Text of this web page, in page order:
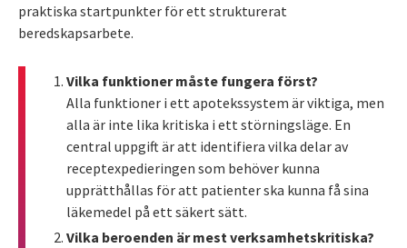
praktiska startpunkter för ett strukturerat
beredskapsarbete.
Vilka funktioner måste fungera först?
Alla funktioner i ett apotekssystem är viktiga, men
alla är inte lika kritiska i ett störningsläge. En
central uppgift är att identifiera vilka delar av
receptexpedieringen som behöver kunna
upprätthållas för att patienter ska kunna få sina
läkemedel på ett säkert sätt.
Vilka beroenden är mest verksamhetskritiska?